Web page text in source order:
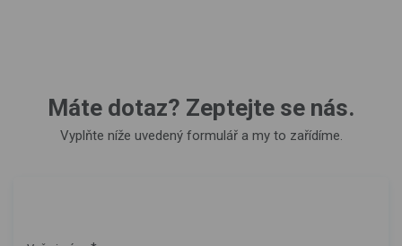
Máte dotaz? Zeptejte se nás.
Vyplňte níže uvedený formulář a my to zařídíme.